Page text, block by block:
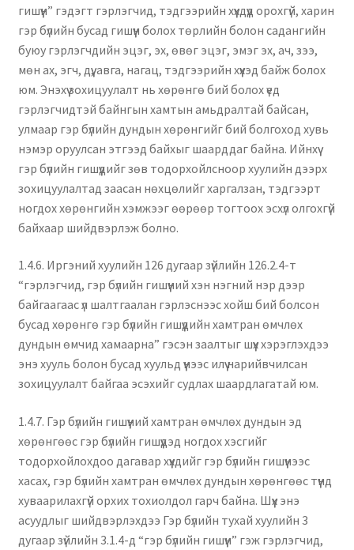
гишүүн” гэдэгт гэрлэгчид, тэдгээрийн хүүхдүүд орохгүй, харин
гэр бүлийн бусад гишүүн болох төрлийн болон садангийн
буюу гэрлэгчдийн эцэг, эх, өвөг эцэг, эмэг эх, ач, зээ,
мөн ах, эгч, дүү, авга, нагац, тэдгээрийн хүүхэд байж болох
юм. Энэхүү зохицуулалт нь хөрөнгө бий болох үед
гэрлэгчидтэй байнгын хамтын амьдралтай байсан,
улмаар гэр бүлийн дундын хөрөнгийг бий болгоход хувь
нэмэр оруулсан этгээд байхыг шаарддаг байна. Ийнхүү
гэр бүлийн гишүүдийг зөв тодорхойлсноор хуулийн дээрх
зохицуулалтад заасан нөхцөлийг харгалзан, тэдгээрт
ногдох хөрөнгийн хэмжээг өөрөөр тогтоох эсхүл олгохгүй
байхаар шийдвэрлэж болно.
1.4.6. Иргэний хуулийн 126 дугаар зүйлийн 126.2.4-т
“гэрлэгчид, гэр бүлийн гишүүний хэн нэгний нэр дээр
байгаагаас үл шалтгаалан гэрлэснээс хойш бий болсон
бусад хөрөнгө гэр бүлийн гишүүдийн хамтран өмчлөх
дундын өмчид хамаарна” гэсэн заалтыг шүүх хэрэглэхдээ
энэ хууль болон бусад хуульд үүнээс илүү нарийвчилсан
зохицуулалт байгаа эсэхийг судлах шаардлагатай юм.
1.4.7. Гэр бүлийн гишүүний хамтран өмчлөх дундын эд
хөрөнгөөс гэр бүлийн гишүүдэд ногдох хэсгийг
тодорхойлохдоо дагавар хүүхдийг гэр бүлийн гишүүнээс
хасах, гэр бүлийн хамтран өмчлөх дундын хөрөнгөөс түүнд
хуваарилахгүй орхих тохиолдол гарч байна. Шүүх энэ
асуудлыг шийдвэрлэхдээ Гэр бүлийн тухай хуулийн 3
дугаар зүйлийн 3.1.4-д “гэр бүлийн гишүүн” гэж гэрлэгчид,